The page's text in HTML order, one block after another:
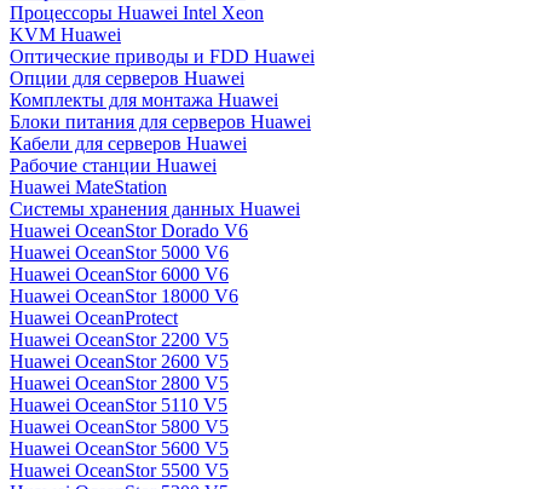
Процессоры Huawei Intel Xeon
KVM Huawei
Оптические приводы и FDD Huawei
Опции для серверов Huawei
Комплекты для монтажа Huawei
Блоки питания для серверов Huawei
Кабели для серверов Huawei
Рабочие станции Huawei
Huawei MateStation
Системы хранения данных Huawei
Huawei OceanStor Dorado V6
Huawei OceanStor 5000 V6
Huawei OceanStor 6000 V6
Huawei OceanStor 18000 V6
Huawei OceanProtect
Huawei OceanStor 2200 V5
Huawei OceanStor 2600 V5
Huawei OceanStor 2800 V5
Huawei OceanStor 5110 V5
Huawei OceanStor 5800 V5
Huawei OceanStor 5600 V5
Huawei OceanStor 5500 V5